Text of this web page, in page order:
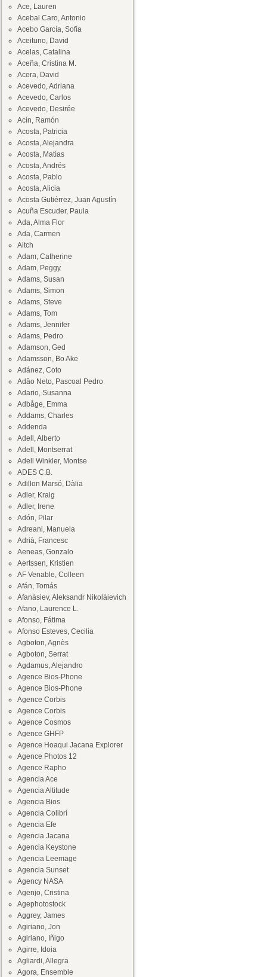
Ace, Lauren
Acebal Caro, Antonio
Acebo García, Sofía
Aceituno, David
Acelas, Catalina
Aceña, Cristina M.
Acera, David
Acevedo, Adriana
Acevedo, Carlos
Acevedo, Desirée
Acín, Ramón
Acosta, Patricia
Acosta, Alejandra
Acosta, Matías
Acosta, Andrés
Acosta, Pablo
Acosta, Alicia
Acosta Gutiérrez, Juan Agustín
Acuña Escuder, Paula
Ada, Alma Flor
Ada, Carmen
Aitch
Adam, Catherine
Adam, Peggy
Adams, Susan
Adams, Simon
Adams, Steve
Adams, Tom
Adams, Jennifer
Adams, Pedro
Adamson, Ged
Adamsson, Bo Ake
Adánez, Coto
Adâo Neto, Pascoal Pedro
Adario, Susanna
Adbåge, Emma
Addams, Charles
Addenda
Adell, Alberto
Adell, Montserrat
Adell Winkler, Montse
ADES C.B.
Adillon Marsó, Dàlia
Adler, Kraig
Adler, Irene
Adón, Pilar
Adreani, Manuela
Adrià, Francesc
Aeneas, Gonzalo
Aertssen, Kristien
AF Venable, Colleen
Afán, Tomás
Afanásiev, Aleksandr Nikoláievich
Afano, Laurence L.
Afonso, Fátima
Afonso Esteves, Cecilia
Agboton, Agnès
Agboton, Serrat
Agdamus, Alejandro
Agence Bios-Phone
Agence Bios-Phone
Agence Corbis
Agence Corbis
Agence Cosmos
Agence GHFP
Agence Hoaqui Jacana Explorer
Agence Photos 12
Agence Rapho
Agencia Ace
Agencia Altitude
Agencia Bios
Agencia Colibrí
Agencia Efe
Agencia Jacana
Agencia Keystone
Agencia Leemage
Agencia Sunset
Agency NASA
Agenjo, Cristina
Agephotostock
Aggrey, James
Agiriano, Jon
Agiriano, Iñigo
Agirre, Idoia
Agliardi, Allegra
Agora, Ensemble